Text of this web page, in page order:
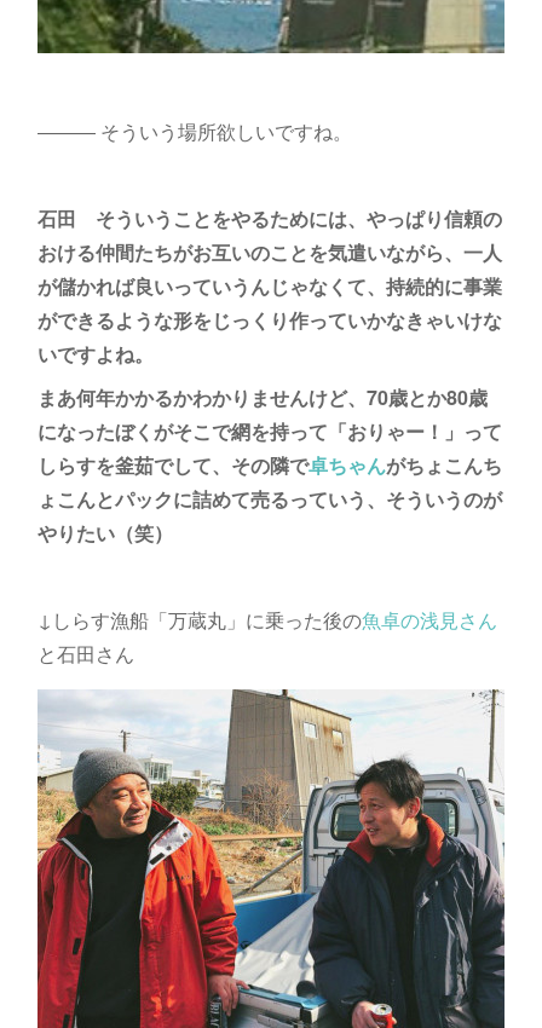
――― そういう場所欲しいですね。
石田
そういうことをやるためには、やっぱり信頼の
おける仲間たちがお互いのことを気遣いながら、一人
が儲かれば良いっていうんじゃなくて、持続的に事業
ができるような形をじっくり作っていかなきゃいけな
いですよね。
まあ何年かかるかわかりませんけど、70歳とか80歳
になったぼくがそこで網を持って「おりゃー！」って
しらすを釜茹でして、その隣で卓ちゃんがちょこんち
ょこんとパックに詰めて売るっていう、そういうのが
やりたい（笑）
↓しらす漁船「万蔵丸」に乗った後の魚卓の浅見さん
と石田さん